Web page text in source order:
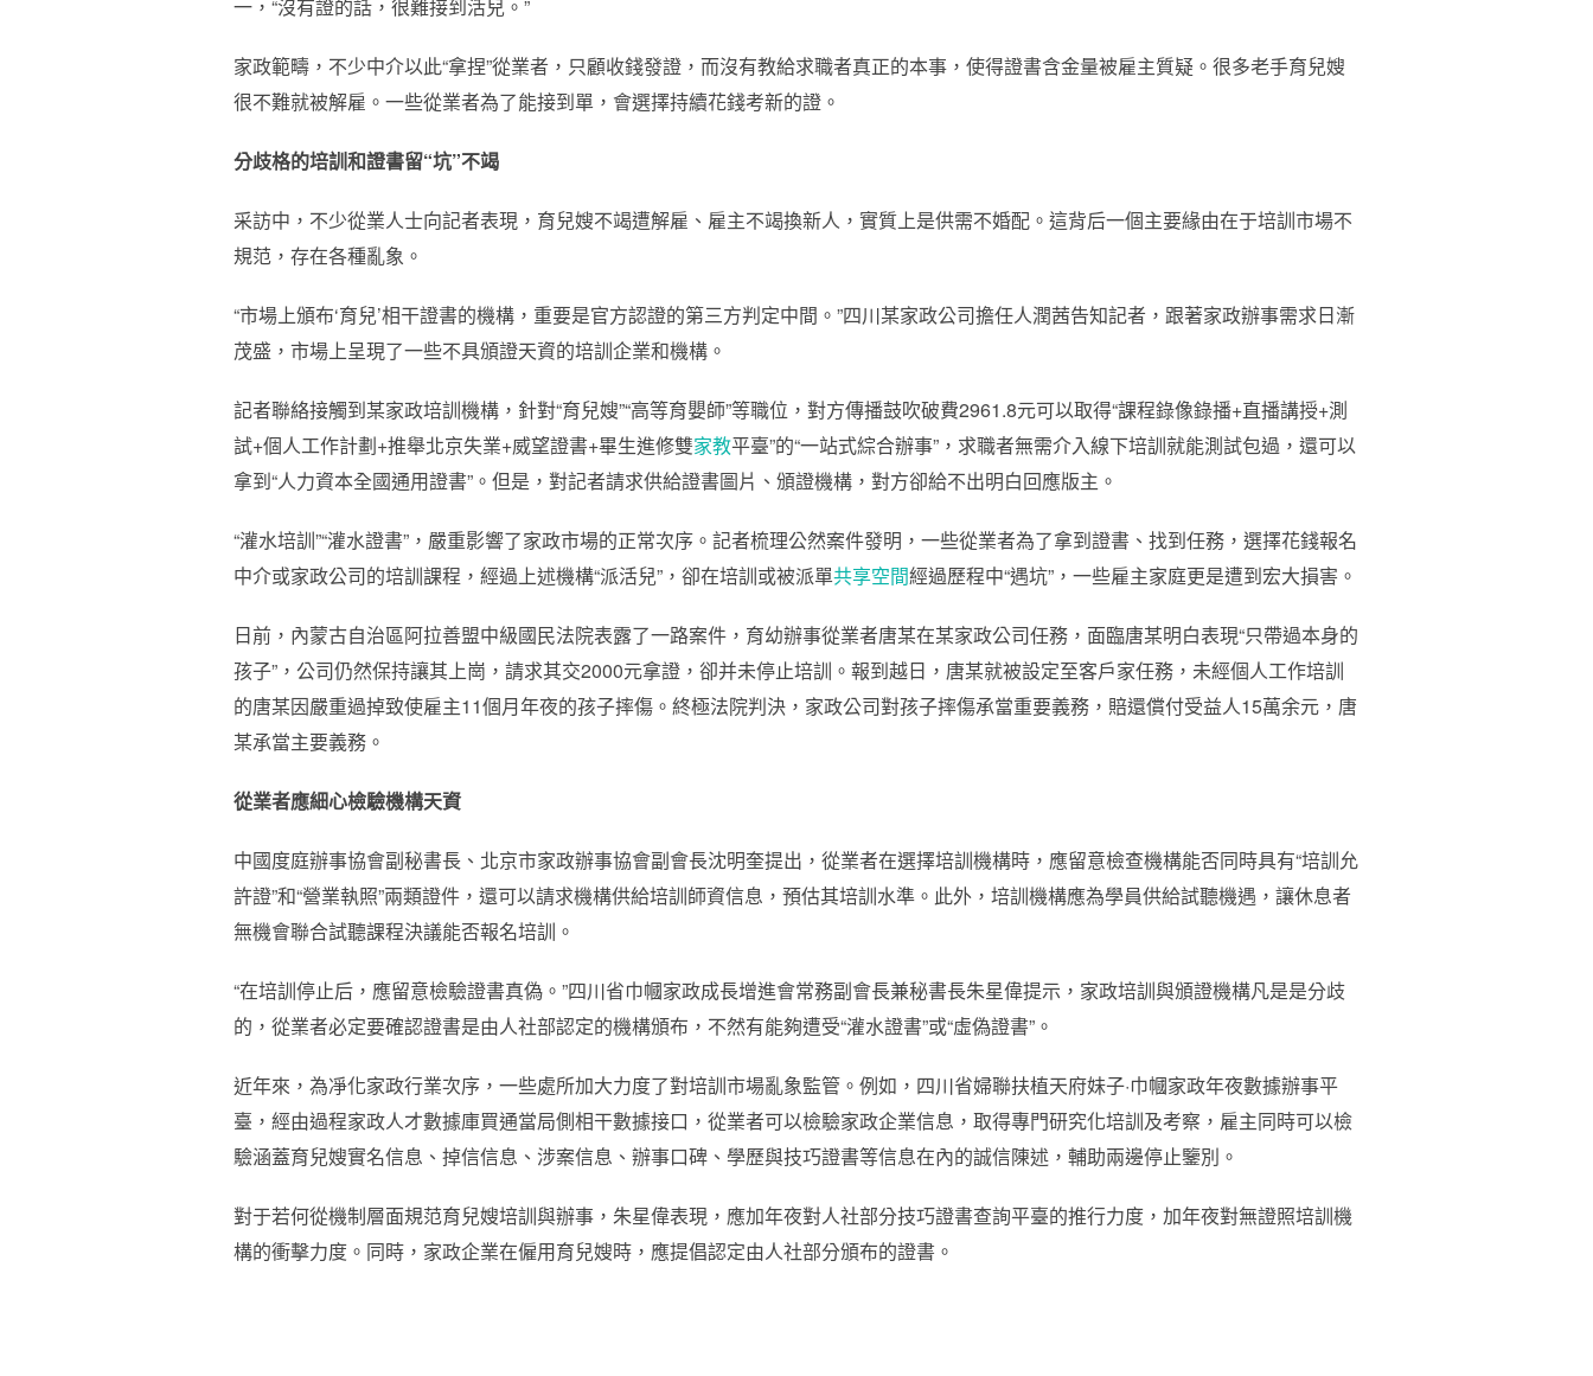
一，“沒有證的話，很難接到活兒。”
家政範疇，不少中介以此“拿捏”從業者，只顧收錢發證，而沒有教給求職者真正的本事，使得證書含金量被雇主質疑。很多老手育兒嫂
很不難就被解雇。一些從業者為了能接到單，會選擇持續花錢考新的證。
分歧格的培訓和證書留“坑”不竭
采訪中，不少從業人士向記者表現，育兒嫂不竭遭解雇、雇主不竭換新人，實質上是供需不婚配。這背后一個主要緣由在于培訓市場不
規范，存在各種亂象。
“市場上頒布‘育兒’相干證書的機構，重要是官方認證的第三方判定中間。”四川某家政公司擔任人潤茜告知記者，跟著家政辦事需求日漸
茂盛，市場上呈現了一些不具頒證天資的培訓企業和機構。
記者聯絡接觸到某家政培訓機構，針對“育兒嫂”“高等育嬰師”等職位，對方傳播鼓吹破費2961.8元可以取得“課程錄像錄播+直播講授+測
試+個人工作計劃+推舉北京失業+威望證書+畢生進修雙家教平臺”的“一站式綜合辦事”，求職者無需介入線下培訓就能測試包過，還可以
拿到“人力資本全國通用證書”。但是，對記者請求供給證書圖片、頒證機構，對方卻給不出明白回應版主。
“灌水培訓”“灌水證書”，嚴重影響了家政市場的正常次序。記者梳理公然案件發明，一些從業者為了拿到證書、找到任務，選擇花錢報名
中介或家政公司的培訓課程，經過上述機構“派活兒”，卻在培訓或被派單共享空間經過歷程中“遇坑”，一些雇主家庭更是遭到宏大損害。
日前，內蒙古自治區阿拉善盟中級國民法院表露了一路案件，育幼辦事從業者唐某在某家政公司任務，面臨唐某明白表現“只帶過本身的
孩子”，公司仍然保持讓其上崗，請求其交2000元拿證，卻并未停止培訓。報到越日，唐某就被設定至客戶家任務，未經個人工作培訓
的唐某因嚴重過掉致使雇主11個月年夜的孩子摔傷。終極法院判決，家政公司對孩子摔傷承當重要義務，賠還償付受益人15萬余元，唐
某承當主要義務。
從業者應細心檢驗機構天資
中國度庭辦事協會副秘書長、北京市家政辦事協會副會長沈明奎提出，從業者在選擇培訓機構時，應留意檢查機構能否同時具有“培訓允
許證”和“營業執照”兩類證件，還可以請求機構供給培訓師資信息，預估其培訓水準。此外，培訓機構應為學員供給試聽機遇，讓休息者
無機會聯合試聽課程決議能否報名培訓。
“在培訓停止后，應留意檢驗證書真偽。”四川省巾幗家政成長增進會常務副會長兼秘書長朱星偉提示，家政培訓與頒證機構凡是是分歧
的，從業者必定要確認證書是由人社部認定的機構頒布，不然有能夠遭受“灌水證書”或“虛偽證書”。
近年來，為凈化家政行業次序，一些處所加大力度了對培訓市場亂象監管。例如，四川省婦聯扶植天府妹子·巾幗家政年夜數據辦事平
臺，經由過程家政人才數據庫買通當局側相干數據接口，從業者可以檢驗家政企業信息，取得專門研究化培訓及考察，雇主同時可以檢
驗涵蓋育兒嫂實名信息、掉信信息、涉案信息、辦事口碑、學歷與技巧證書等信息在內的誠信陳述，輔助兩邊停止鑒別。
對于若何從機制層面規范育兒嫂培訓與辦事，朱星偉表現，應加年夜對人社部分技巧證書查詢平臺的推行力度，加年夜對無證照培訓機
構的衝擊力度。同時，家政企業在僱用育兒嫂時，應提倡認定由人社部分頒布的證書。